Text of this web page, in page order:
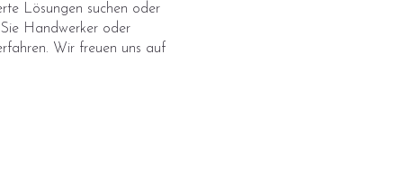
Lösungen suchen oder
Handwerker oder
Wir freuen uns auf